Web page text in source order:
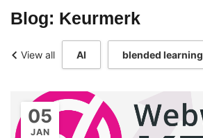
Blog: Keurmerk
View all AI blended learning
05
JAN